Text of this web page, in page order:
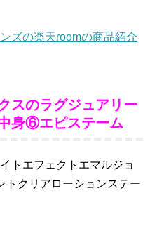
ズの楽天roomの商品紹介
スのラグジュアリー
身⑥エピステーム
トエフェクトエマルジョ
トクリアローションステー